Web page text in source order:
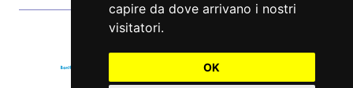
capire da dove arrivano i nostri
visitatori.
OK